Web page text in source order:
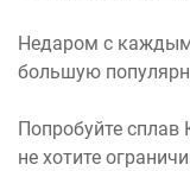
Недаром с каждым
большую
Попробуйте сплав
не хотите